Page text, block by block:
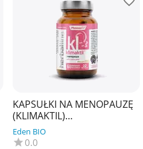
KAPSUŁKI NA MENOPAUZĘ
(KLIMAKTIL)
BEZGLUTENOWE 60 szt. -
PHARMOVIT (HERBALLINE)
Eden BIO
0.0